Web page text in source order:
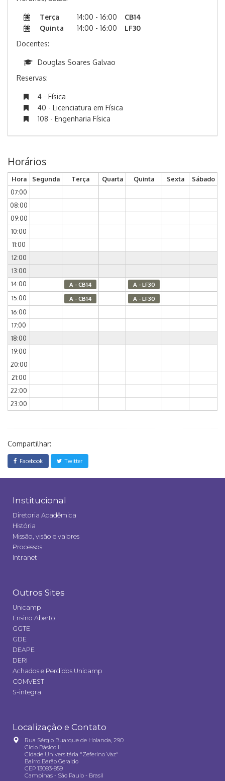
Terça 14:00 - 16:00
CB14
Quinta
14:00 - 16:00
LF30
Docentes:
Douglas Soares Galvao
Reservas:
4 - Física
40 - Licenciatura em Física
108 - Engenharia Física
Horários
Hora Segunda Terça Quarta Quinta Sexta
Sábado
07:00
08:00
09:00
10:00
11:00
12:00
13:00
14:00
A - CB14 A - LF30
15:00 A - CB14 A - LF30
16:00
17:00
18:00
19:00
20:00
21:00
22:00
23:00
Compartilhar:
Facebook Twitter
Institucional
Diretoria Acadêmica
História
Missão, visão e valores
Processos
Intranet
Outros Sites
Unicamp
Ensino Aberto
GGTE
GDE
DEAPE
DERI
Achados e Perdidos Unicamp
COMVEST
S-integra
Localização e Contato
Rua Sérgio Buarque de Holanda, 290
Ciclo Básico II
Cidade Universitária "Zeferino Vaz"
Bairro Barão Geraldo
CEP 13083-859
Campinas - São Paulo - Brasil